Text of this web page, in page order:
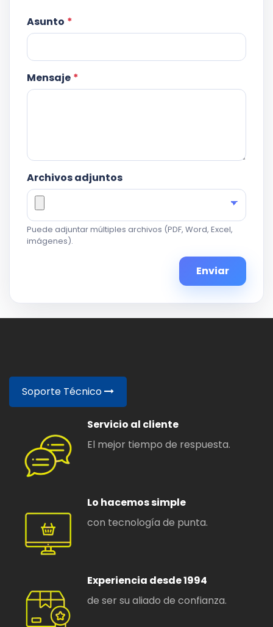
Asunto *
Mensaje *
Archivos adjuntos
Puede adjuntar múltiples archivos (PDF, Word, Excel,
imágenes).
Enviar
Soporte Técnico​
Servicio al cliente
El mejor tiempo de respuesta.
Lo hacemos simple
con tecnología de punta.
Experiencia desde 1994
de ser su aliado de confianza.